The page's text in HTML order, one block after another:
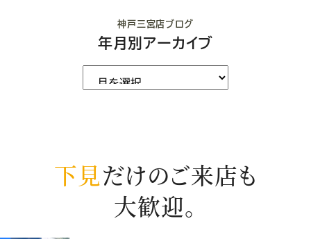
神戸三宮店ブログ
年月別アーカイブ
下見だけのご来店も
大歓迎。